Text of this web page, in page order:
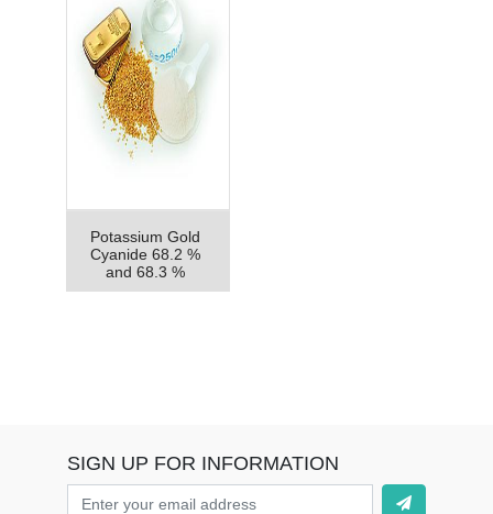
Potassium Gold
Cyanide 68.2 %
and 68.3 %
SIGN UP FOR INFORMATION